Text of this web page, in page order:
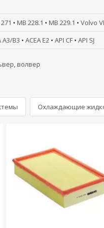
• MB 228.1 • MB 229.1 • Volvo
A3/B3 • ACEA E2 • API CF • API SJ
, волвер
Охлаждающие